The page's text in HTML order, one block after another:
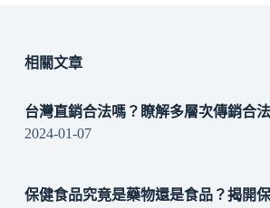
相關文章
台灣直銷合法嗎？瞭解多層次傳銷合
2024-01-07
保健食品究竟是藥物還是食品？揭開